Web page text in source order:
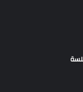
مع اتحاد
الصناعية
على مواءمة
والموارد
إلى